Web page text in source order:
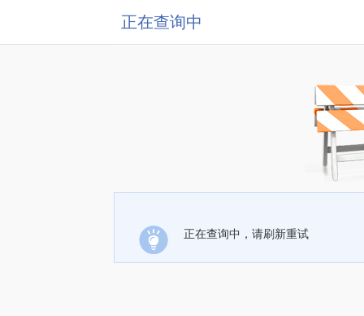
正在查询中
正在查询中，请刷新重试